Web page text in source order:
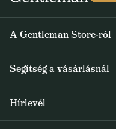
A Gentleman Store-ról
Rólunk
Journal
Segítség a vásárlásnál
Hírlevél